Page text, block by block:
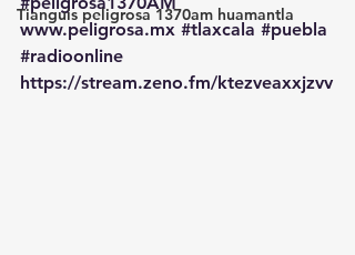
Tianguis peligrosa 1370am huamantla
www.peligrosa.mx #tlaxcala #puebla
#radioonline
https://stream.zeno.fm/ktezveaxxjzvv